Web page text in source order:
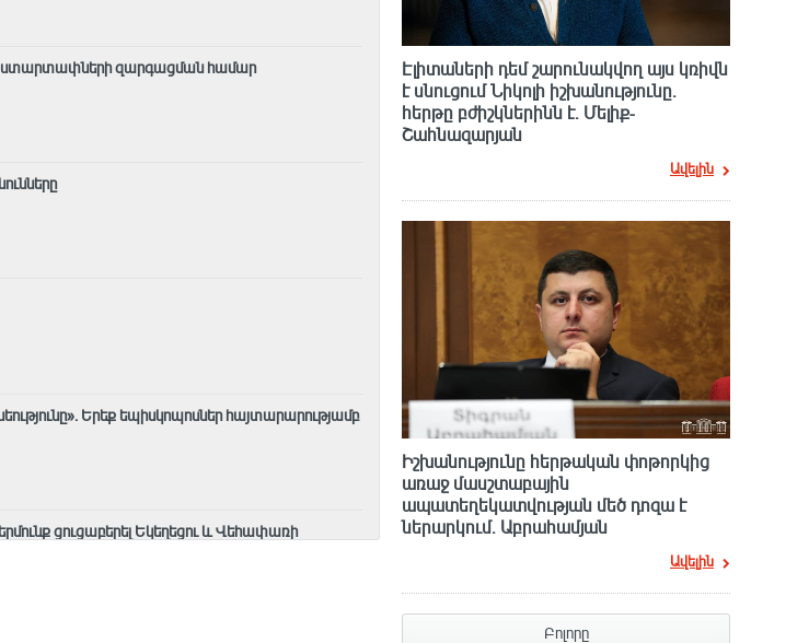
ստարտափների զարգացման համար
Երեք եպիսկոպոսներ հայտարարությամբ
ցուցաբերել Եկեղեցու և Վեհափառի
Էլիտաների դեմ շարունակվող այս կռիվն
է սնուցում Նիկոլի իշխանությունը.
հերթը բժիշկներինն է. Մելիք-
Շահնազարյան
Ավելին
Իշխանությունը հերթական փոթորկից
առաջ մասշտաբային
ապատեղեկատվության մեծ դnզա է
ներարկում․ Աբրահամյան
Ավելին
Բոլորը